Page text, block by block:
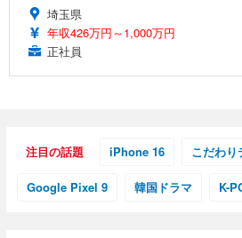
埼玉県
年収426万円～1,000万円
正社員
注目の話題 iPhone 16 こだわり
Google Pixel 9 韓国ドラマ K-